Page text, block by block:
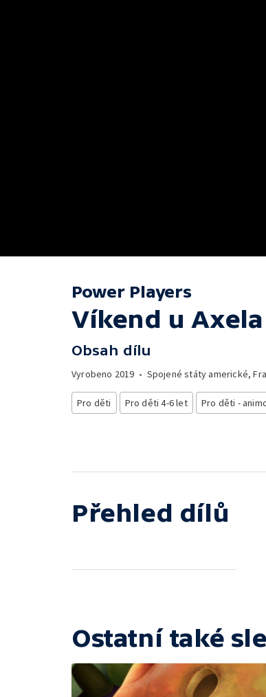
Power Players
Víkend u Axela
Obsah dílu
Vyrobeno 2019 • Spojené státy americké,
Pro děti Pro děti 4-6 let Pro děti -
Přehled dílů
Ostatní také